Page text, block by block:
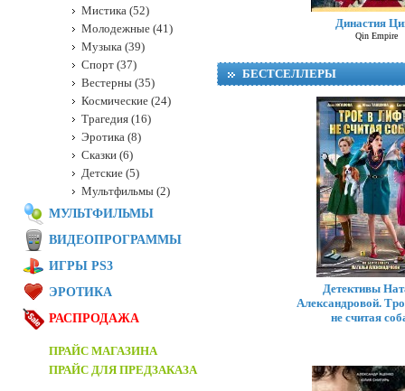
Династия
Qin Empire
БЕСТСЕЛЛЕРЫ
Детективы
Александровой.
не считая
Мистика (52)
Молодежные (41)
Музыка (39)
Спорт (37)
Вестерны (35)
Космические (24)
Трагедия (16)
Эротика (8)
Сказки (6)
Детские (5)
Мультфильмы (2)
МУЛЬТФИЛЬМЫ
ВИДЕОПРОГРАММЫ
ИГРЫ PS3
ЭРОТИКА
РАСПРОДАЖА
ПРАЙС МАГАЗИНА
ПРАЙС ДЛЯ ПРЕДЗАКАЗА